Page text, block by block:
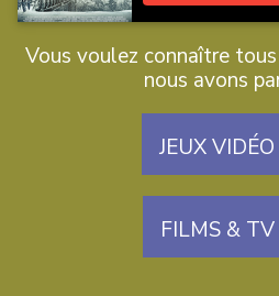
Vous voulez connaître
nous avons
JEUX VIDÉO
FILMS & TV